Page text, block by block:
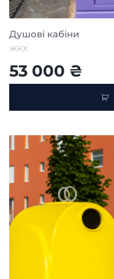
Душові кабіни
ЖКХ
53 000 ₴